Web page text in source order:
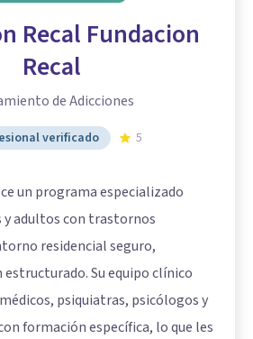
Recal Fundacion
Recal
de Adicciones
verificado 5
un programa especializado
y adultos con trastornos
residencial seguro,
Su equipo clínico
psiquiatras, psicólogos y
formación específica, lo que les